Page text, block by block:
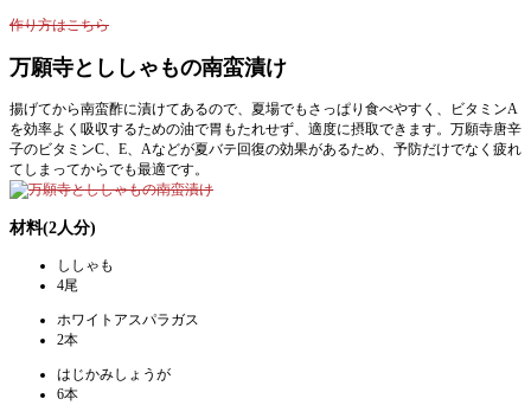
作り方はこちら
万願寺とししゃもの南蛮漬け
揚げてから南蛮酢に漬けてあるので、夏場でもさっぱり食べやすく、ビタミンA
を効率よく吸収するための油で胃もたれせず、適度に摂取できます。万願寺唐辛
子のビタミンC、E、Aなどが夏バテ回復の効果があるため、予防だけでなく疲れ
てしまってからでも最適です。
材料(2人分)
ししゃも
4尾
ホワイトアスパラガス
2本
はじかみしょうが
6本